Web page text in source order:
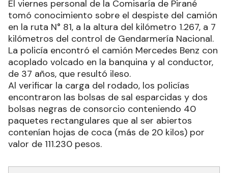
El viernes personal de la Comisaría de Pirané
tomó conocimiento sobre el despiste del camión
en la ruta N° 81, a la altura del kilómetro 1.267, a 7
kilómetros del control de Gendarmería Nacional.
La policía encontró el camión Mercedes Benz con
acoplado volcado en la banquina y al conductor,
de 37 años, que resultó ileso.
Al verificar la carga del rodado, los policías
encontraron las bolsas de sal esparcidas y dos
bolsas negras de consorcio conteniendo 40
paquetes rectangulares que al ser abiertos
contenían hojas de coca (más de 20 kilos) por
valor de 111.230 pesos.